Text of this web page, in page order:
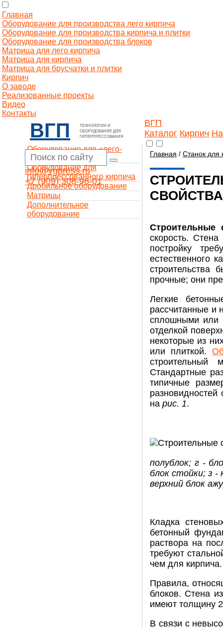
Главная
Оборудование для производства лего кирпича
Оборудование для производства кирпича и плитки
Оборудование для производства блоков
Матрица для лего кирпича
Матрица для кирпича
Матрица для брусчатки и плитки
Кирпич
О заводе
Реализованные проекты
Видео
Контакты
ВГП
ТЕХНОЛОГИИ И
ОБОРУДОВАНИЕ ДЛЯ
ГИПЕРПРЕССОВАНИЯ
ВГП
Каталог Кирпич
info@vgpress.ru
+7 (909) 308-96-01
Оборудование для «лего-
кирпича»
Оборудование для
гиперпрессованного кирпича
Дробильное оборудование
Матрицы
Дополнительное
оборудование
Главная / Станок для
Строительные
скорость.
постройку
естественного
строительства
прочные; они
Легкие
рассчитанные и
сплошными или
отделкой
некоторые из
или плиткой.
Стандартные
типичные
на рис. 1.
полублок; г -
блок стойки; з
верхний блок
Кладка
бетонный
раствора на
требуют
чем для кирпича.
Правила,
блоков. Стена
имеют толщину
В связи с